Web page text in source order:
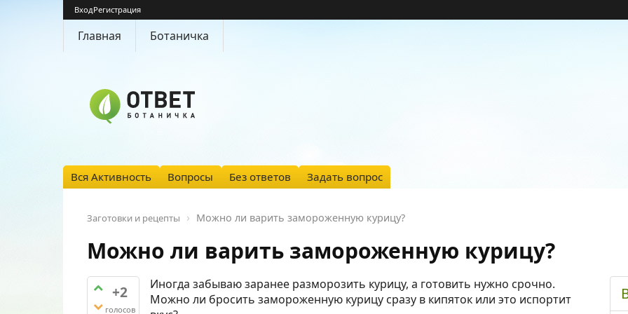
ВходРегистрация
Главная Ботаничка
Вся Активность Вопросы Без ответов Задать вопрос
Заготовки и рецепты Можно ли варить замороженную курицу?
Можно ли варить замороженную курицу?
+2
голосов
Иногда забываю заранее разморозить курицу, а готовить нужно срочно.
Можно ли бросить замороженную курицу сразу в кипяток или это испортит